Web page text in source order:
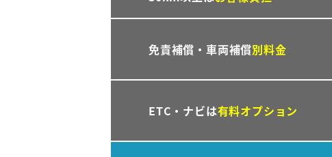
免責補償・車両補償別料金
ETC・ナビは有料オプション